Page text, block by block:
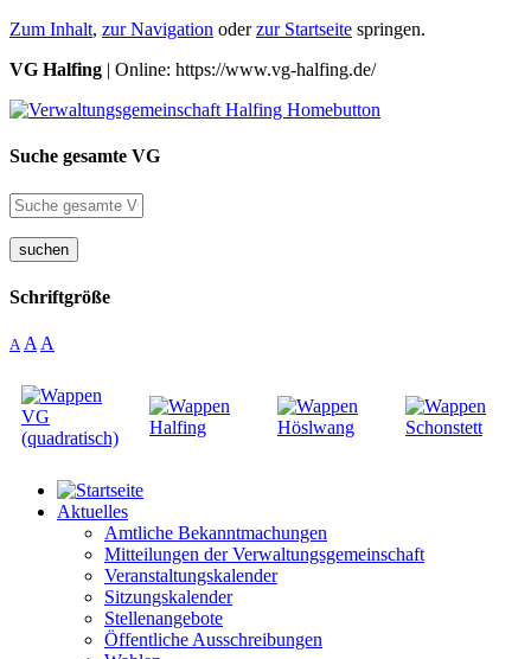
Zum Inhalt, zur Navigation oderzur Startseite springen.
VG Halfing | Online: https://www.vg-halfing.de/
Suche gesamte VG
suchen
Schriftgröße
A A A
Aktuelles
Amtliche Bekanntmachungen
Mitteilungen der Verwaltungsgemeinschaft
Veranstaltungskalender
Sitzungskalender
Stellenangebote
Öffentliche Ausschreibungen